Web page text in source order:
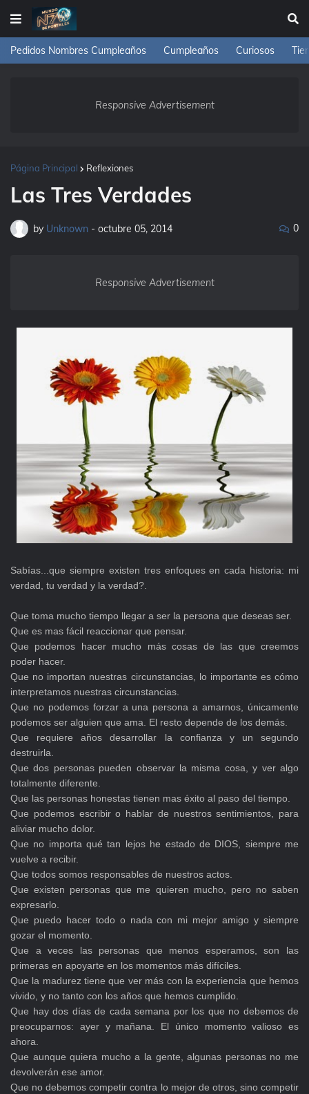
Pedidos Nombres Cumpleaños Cumpleaños Curiosos
Responsive Advertisement
Página Principal Reflexiones
Las Tres Verdades
by Unknown - octubre 05, 2014 0
Responsive Advertisement
Sabías...que siempre existen tres enfoques en cada historia: mi
verdad, tu verdad y la verdad?.
Que toma mucho tiempo llegar a ser la persona que deseas ser.
Que es mas fácil reaccionar que pensar.
Que podemos hacer mucho más cosas de las que creemos
poder hacer.
Que no importan nuestras circunstancias, lo importante es cómo
interpretamos nuestras circunstancias.
Que no podemos forzar a una persona a amarnos, únicamente
podemos ser alguien que ama. El resto depende de los demás.
Que requiere años desarrollar la confianza y un segundo
destruirla.
Que dos personas pueden observar la misma cosa, y ver algo
totalmente diferente.
Que las personas honestas tienen mas éxito al paso del tiempo.
Que podemos escribir o hablar de nuestros sentimientos, para
aliviar mucho dolor.
Que no importa qué tan lejos he estado de DIOS, siempre me
vuelve a recibir.
Que todos somos responsables de nuestros actos.
Que existen personas que me quieren mucho, pero no saben
expresarlo.
Que puedo hacer todo o nada con mi mejor amigo y siempre
gozar el momento.
Que a veces las personas que menos esperamos, son las
primeras en apoyarte en los momentos más difíciles.
Que la madurez tiene que ver más con la experiencia que hemos
vivido, y no tanto con los años que hemos cumplido.
Que hay dos días de cada semana por los que no debemos de
preocuparnos: ayer y mañana. El único momento valioso es
ahora.
Que aunque quiera mucho a la gente, algunas personas no me
devolverán ese amor.
Que no debemos competir contra lo mejor de otros, sino competir